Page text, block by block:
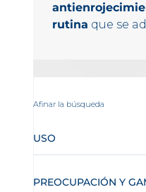
rutina que se
Afinar la búsqueda
USO
PREOCUPACIÓN Y